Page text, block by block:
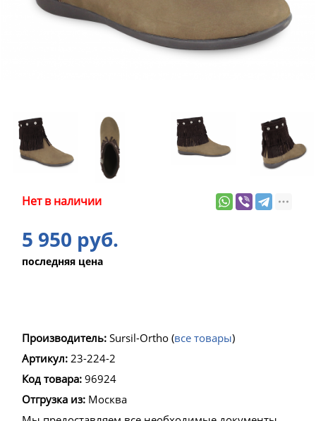
Нет в наличии
5 950 руб.
последняя цена
Производитель: Sursil-Ortho (все товары)
Артикул: 23-224-2
Код товара: 96924
Отгрузка из: Москва